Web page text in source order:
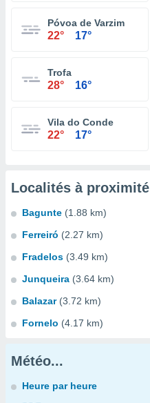
Póvoa de Varzim
22° 17°
Trofa
28° 16°
Vila do Conde
22° 17°
Localités à proximité
Bagunte (1.88 km)
Ferreiró (2.27 km)
Fradelos (3.49 km)
Junqueira (3.64 km)
Balazar (3.72 km)
Fornelo (4.17 km)
Météo...
Heure par heure